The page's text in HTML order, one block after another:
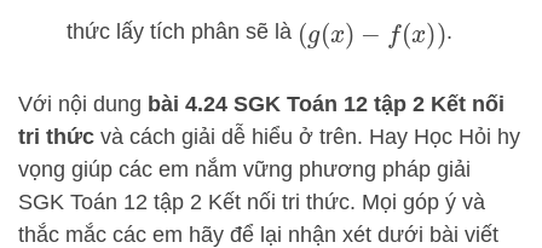
thức lấy tích phân sẽ là (g(x)−f( x)) .
Với nội dung bài 4.24 SGK Toán 12 tập 2 Kết nối
tri thức và cách giải dễ hiểu ở trên. Hay Học Hỏi hy
vọng giúp các em nắm vững phương pháp giải
SGK Toán 12 tập 2 Kết nối tri thức. Mọi góp ý và
thắc mắc các em hãy để lại nhận xét dưới bài viết